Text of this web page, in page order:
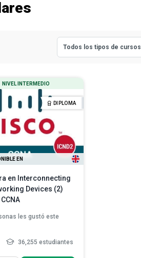
Todos los tipos de cursos
NIVEL INTERMEDIO
DIPLOMA
EN
en Interconnecting
Devices (2)
les gustó este
36,255 estudiantes